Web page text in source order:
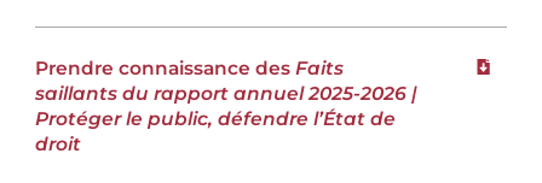
Prendre connaissance desFaits
saillants du rapport annuel 2025-2026 |
Protéger le public, défendre l’État de
droit